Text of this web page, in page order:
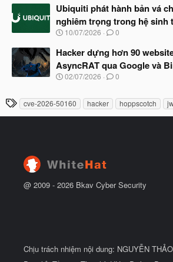
đ
ầ
u
à
b
ắ
đ
ầ
u
Ubiquiti phát hành bản vá
nghiêm trọng trong hệ sinh
N
à
b
ắ
đ
ầ
u
10/07/2026 0
Hacker dựng hơn 90
AsyncRAT qua Google và
N
y
u
02/07/2026 0
T
h
cve-2026-50160 hacker hoppscotch
@ 2009 - 2026 Bkav Cyber Security
Chịu trách nhiệm nội dung: NGUYỄN